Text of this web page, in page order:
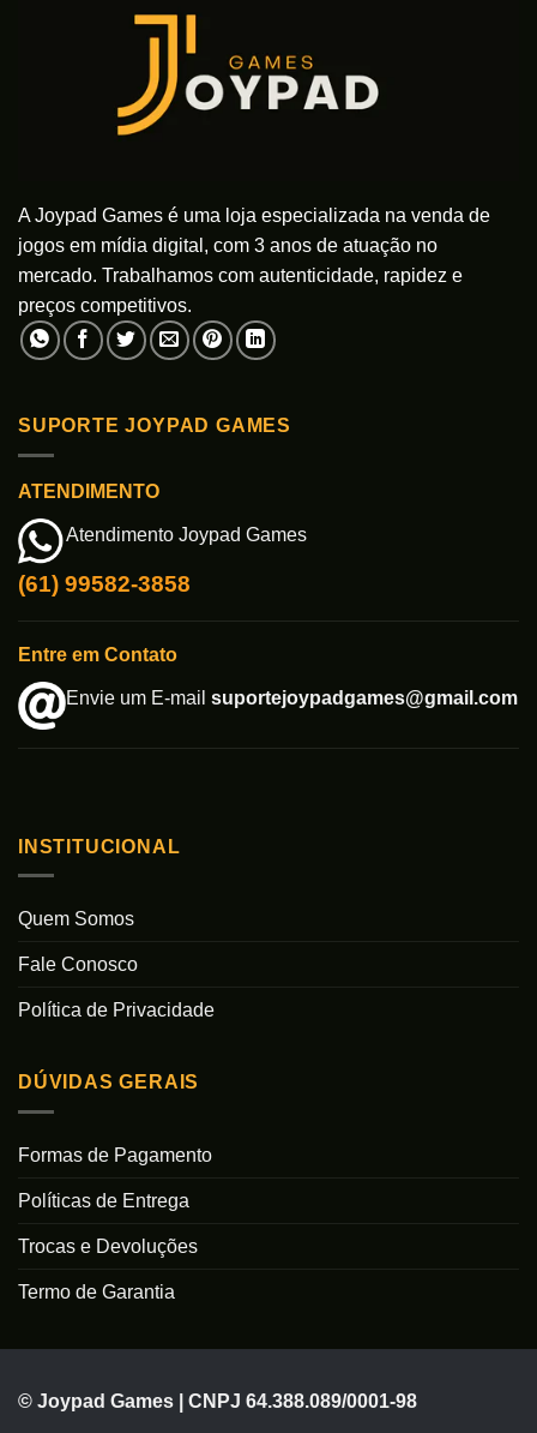
A Joypad Games é uma loja especializada na venda de
jogos em mídia digital, com 3 anos de atuação no
mercado. Trabalhamos com autenticidade, rapidez e
preços competitivos.
SUPORTE JOYPAD GAMES
ATENDIMENTO
Atendimento Joypad Games
(61) 99582-3858
Entre em Contato
Envie um E-mail suportejoypadgames@gmail.com
INSTITUCIONAL
Quem Somos
Fale Conosco
Política de Privacidade
DÚVIDAS GERAIS
Formas de Pagamento
Políticas de Entrega
Trocas e Devoluções
Termo de Garantia
© Joypad Games | CNPJ 64.388.089/0001-98